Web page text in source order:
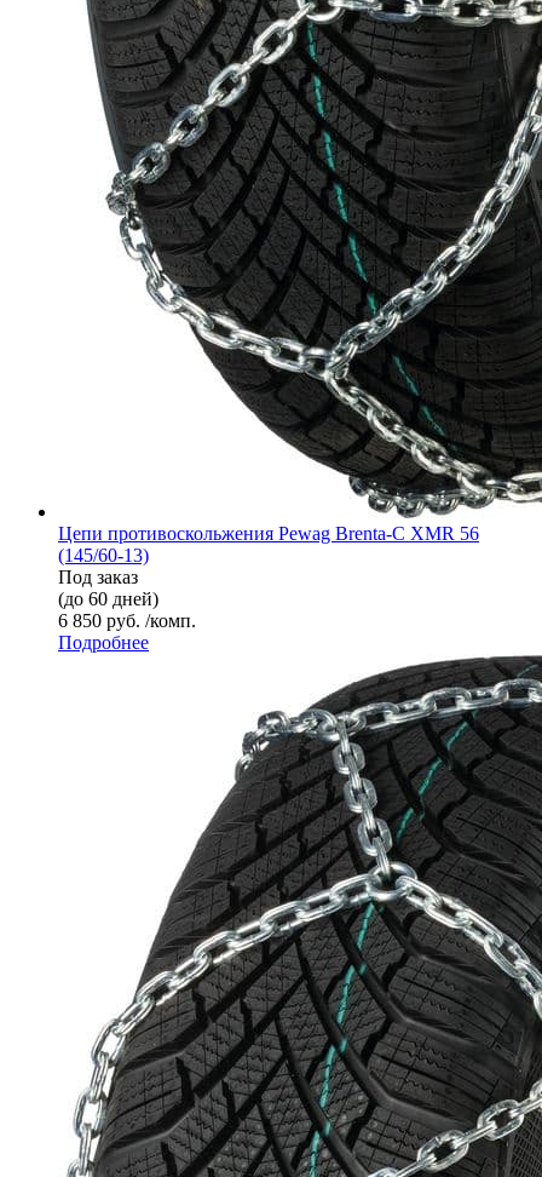
Цепи противоскольжения Pewag Brenta-C XMR 56
(145/60-13)
Под заказ
(до 60 дней)
6 850 руб. /комп.
Подробнее